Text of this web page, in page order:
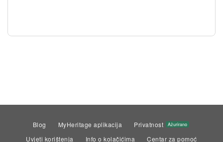
Blog MyHeritage aplikacija Privatnost Ažurirano
Uvjeti korištenja Info o kolačićima Centar za pomoć